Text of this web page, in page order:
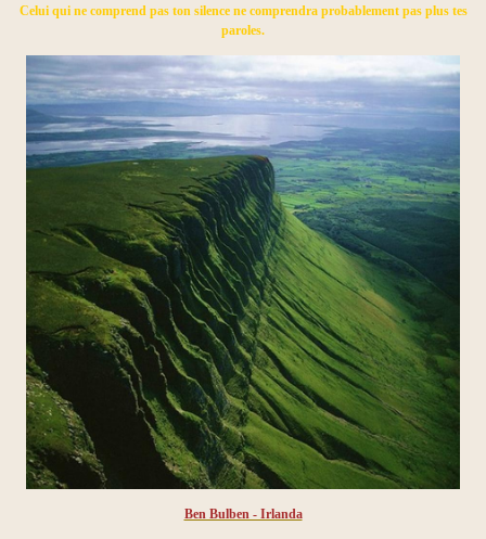
Celui qui ne comprend pas ton silence ne comprendra probablement pas plus tes
paroles.
Ben Bulben - Irlanda